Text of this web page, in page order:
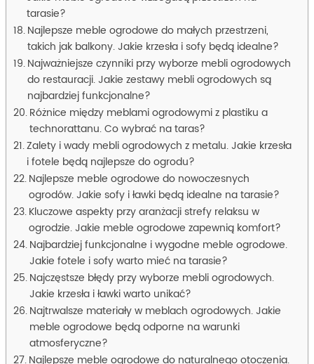
tarasie?
Najlepsze meble ogrodowe do małych przestrzeni,
takich jak balkony. Jakie krzesła i sofy będą idealne?
Najważniejsze czynniki przy wyborze mebli ogrodowych
do restauracji. Jakie zestawy mebli ogrodowych są
najbardziej funkcjonalne?
Różnice między meblami ogrodowymi z plastiku a
technorattanu. Co wybrać na taras?
Zalety i wady mebli ogrodowych z metalu. Jakie krzesła
i fotele będą najlepsze do ogrodu?
Najlepsze meble ogrodowe do nowoczesnych
ogrodów. Jakie sofy i ławki będą idealne na tarasie?
Kluczowe aspekty przy aranżacji strefy relaksu w
ogrodzie. Jakie meble ogrodowe zapewnią komfort?
Najbardziej funkcjonalne i wygodne meble ogrodowe.
Jakie fotele i sofy warto mieć na tarasie?
Najczęstsze błędy przy wyborze mebli ogrodowych.
Jakie krzesła i ławki warto unikać?
Najtrwalsze materiały w meblach ogrodowych. Jakie
meble ogrodowe będą odporne na warunki
atmosferyczne?
Najlepsze meble ogrodowe do naturalnego otoczenia.